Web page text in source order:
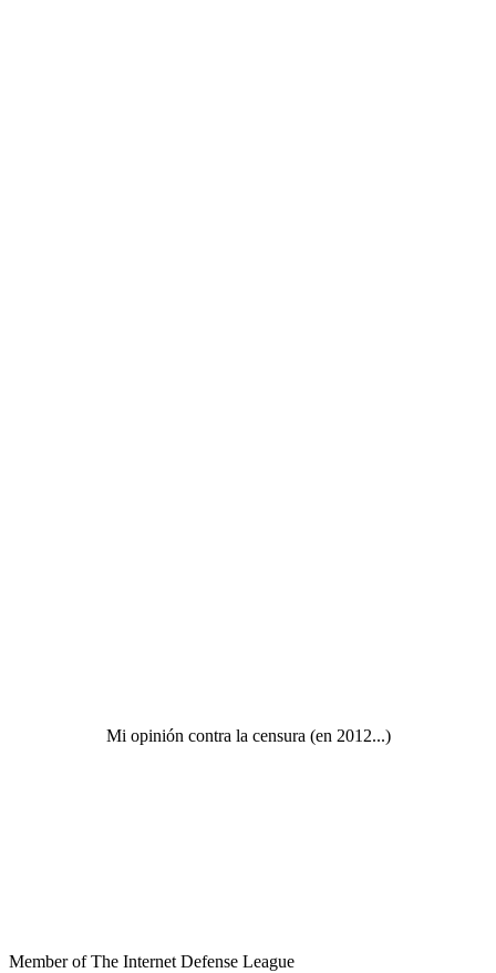
Mi opinión contra la censura (en 2012...)
Member of The Internet Defense League